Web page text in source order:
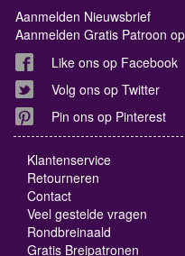
Aanmelden Nieuwsbrief
Aanmelden Gratis Patroon
Like ons op Facebook
Volg ons op Twitter
Pin ons op Pinterest
Klantenservice
Retourneren
Contact
Veel gestelde vragen
Rondbreinaald
Gratis Breipatronen